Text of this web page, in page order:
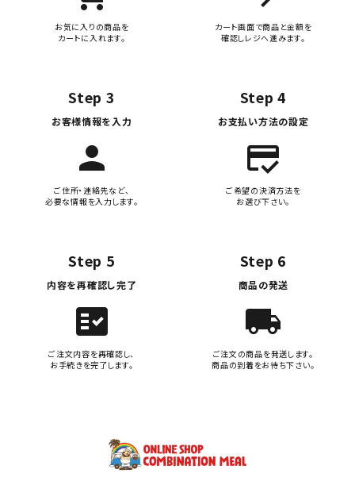
お気に入りの商品を
カートに入れます。
カート画面で商品と金額を
確認しレジへ進みます。
Step 3
お客様情報を入力
person
ご住所・連絡先など、
必要な情報を入力します。
Step 4
お支払い方法の設定
credit_score
ご希望の決済方法を
お選び下さい。
Step 5
内容を再確認し完了
fact_check
ご注文内容を再確認し、
お手続きを完了します。
Step 6
商品の発送
local_shipping
ご注文の商品を発送します。
商品の到着をお待ち下さい。